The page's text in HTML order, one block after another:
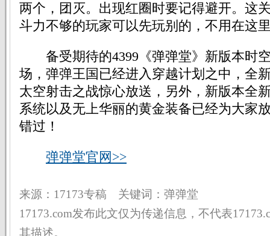
两个，团灭。出现红圈时要记得避开。这
斗力不够的玩家可以先玩别的，不用在这
备受期待的4399《弹弹堂》新版本时
场，弹弹王国已经进入穿越计划之中，全
太空射击之战惊心放送，另外，新版本全
系统以及无上华丽的黄金装备已经为大家
错过！
弹弹堂官网>>
来源：17173专稿 关键词：弹弹堂
17173.com发布此文仅为传递信息，不代表
其描述。